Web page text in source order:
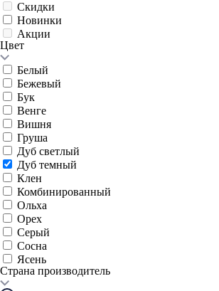
Скидки
Новинки
Акции
Цвет
Белый
Бежевый
Бук
Венге
Вишня
Груша
Дуб светлый
Дуб темный
Клен
Комбинированный
Ольха
Орех
Серый
Сосна
Ясень
Страна производитель